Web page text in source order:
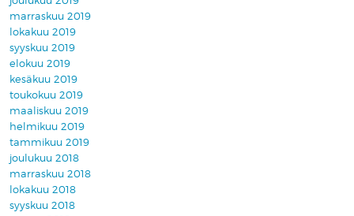
marraskuu 2019
lokakuu 2019
syyskuu 2019
elokuu 2019
kesäkuu 2019
toukokuu 2019
maaliskuu 2019
helmikuu 2019
tammikuu 2019
joulukuu 2018
marraskuu 2018
lokakuu 2018
syyskuu 2018